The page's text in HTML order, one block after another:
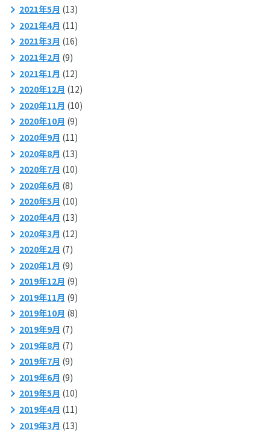
2021年5月 (13)
2021年4月 (11)
2021年3月 (16)
2021年2月 (9)
2021年1月 (12)
2020年12月 (12)
2020年11月 (10)
2020年10月 (9)
2020年9月 (11)
2020年8月 (13)
2020年7月 (10)
2020年6月 (8)
2020年5月 (10)
2020年4月 (13)
2020年3月 (12)
2020年2月 (7)
2020年1月 (9)
2019年12月 (9)
2019年11月 (9)
2019年10月 (8)
2019年9月 (7)
2019年8月 (7)
2019年7月 (9)
2019年6月 (9)
2019年5月 (10)
2019年4月 (11)
2019年3月 (13)